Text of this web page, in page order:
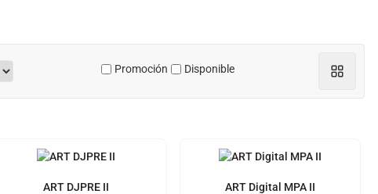
Promoción Disponible
ART DJPRE II ART Digital MPA II